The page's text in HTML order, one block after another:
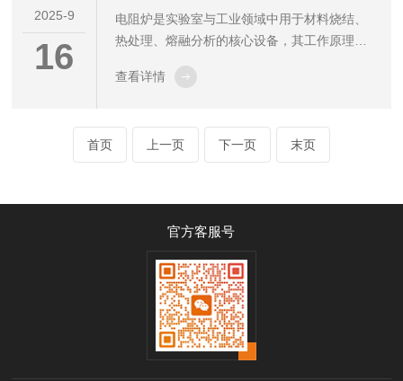
置需按热力分布图精准定位，确保火焰不直接
冲刷炉管。烟气余热回收系统与主炉体的连接
2025-9
16
电阻炉是实验室与工业领域中用于材料烧结、
热处理、熔融分析的核心设备，其工作原理基
炉膛内环境的精准加热。要深入理解电阻炉的
协作。一、发热核心：电阻炉的“心脏”是发热
元件，其材质与结构直接影响加热效率与温度
弗炉)，具有较好的抗氧化性与抗热疲劳性；•
查看详情
首页 上一页 下一页 末页
官方客服号